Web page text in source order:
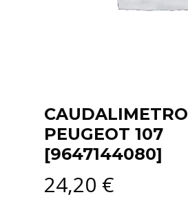
CAUDALIMETRO
PEUGEOT 107
[9647144080]
24,20 €